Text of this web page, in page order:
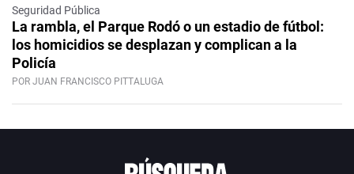
Seguridad Pública
La rambla, el Parque Rodó o un estadio de fútbol:
los homicidios se desplazan y complican a la
Policía
POR JUAN FRANCISCO PITTALUGA